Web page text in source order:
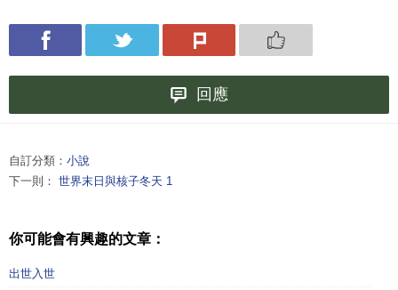
回應
自訂分類： 小說
下一則： 世界末日與核子冬天 1
你可能會有興趣的文章：
出世入世